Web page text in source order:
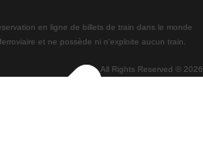
Lisbonne à Braga
Braga à Lisbonne All Rights Reserved © 2026
en ligne de billets de train dans le monde
et ne possède ni n'exploite aucun train.